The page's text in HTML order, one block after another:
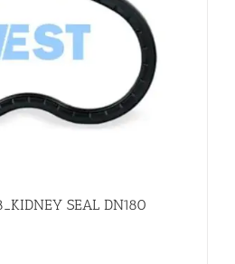
SEAL DN180